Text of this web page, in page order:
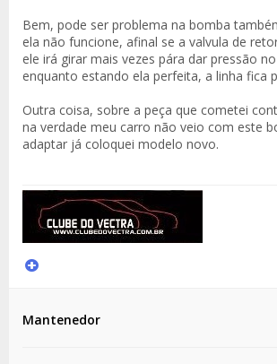
Bem, pode ser problema na bomba
ela não funcione, afinal se a valvula de
ele irá girar mais vezes pára dar pressão
enquanto estando ela perfeita, a linha fica
Outra coisa, sobre a peça que cometei
na verdade meu carro não veio com este
adaptar já coloquei modelo novo.
Mantenedor